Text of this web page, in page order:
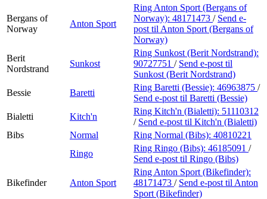
Bergans of
Norway
Anton Sport
Ring Anton Sport (Bergans of
Norway): 48171473 / Send e-
post til Anton Sport (Bergans of
Norway)
Berit
Nordstrand
Sunkost
Ring Sunkost (Berit Nordstrand):
90727751 / Send e-post til
Sunkost (Berit Nordstrand)
Bessie
Baretti
Ring Baretti (Bessie): 46963875 /
Send e-post til Baretti (Bessie)
Bialetti
Kitch'n
Ring Kitch'n (Bialetti): 51110312
/ Send e-post til Kitch'n (Bialetti)
Bibs
Normal Ring Normal (Bibs): 40810221
Ringo
Ring Ringo (Bibs): 46185091 /
Send e-post til Ringo (Bibs)
Bikefinder Anton Sport
Ring Anton Sport (Bikefinder):
48171473 / Send e-post til Anton
Sport (Bikefinder)